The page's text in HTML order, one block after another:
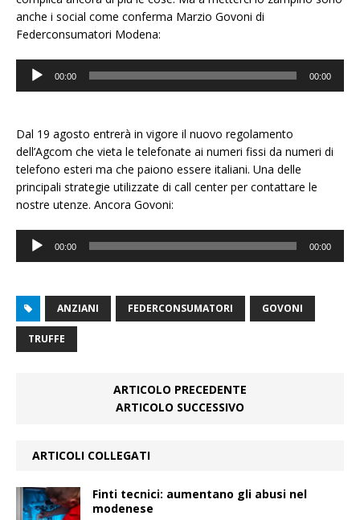
anche i social come conferma Marzio Govoni di
Federconsumatori Modena:
Audio
Player
00:00 00:00
Dal 19 agosto entrerà in vigore il nuovo regolamento
dell’Agcom che vieta le telefonate ai numeri fissi da numeri di
telefono esteri ma che paiono essere italiani. Una delle
principali strategie utilizzate di call center per contattare le
nostre utenze. Ancora Govoni:
Audio
Player
00:00 00:00
ANZIANI FEDERCONSUMATORI GOVONI
TRUFFE
ARTICOLO PRECEDENTE
ARTICOLO SUCCESSIVO
ARTICOLI COLLEGATI
Finti tecnici: aumentano gli abusi nel
modenese